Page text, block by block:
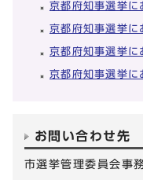
京都府知事選挙に
京都府知事選挙
京都府知事選挙に
京都府知事選挙に
お問い合わせ先
市選挙管理委員会事